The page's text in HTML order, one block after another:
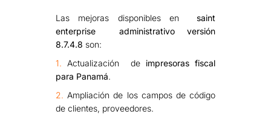
Las mejoras disponibles en saint
enterprise administrativo versión
8.7.4.8 son:
1. Actualización de impresoras fiscal
para Panamá.
2. Ampliación de los campos de código
de clientes, proveedores.